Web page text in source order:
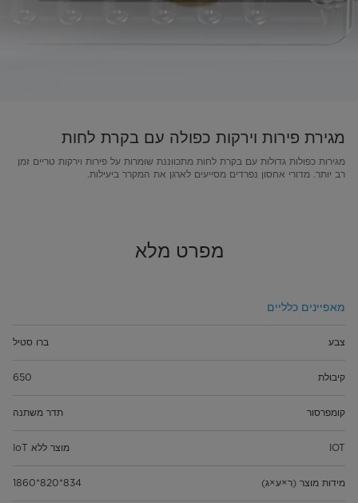
מגירת פירות וירקות כפולה עם בקרת לחות
מגירות כפולות גדולות עם בקרת לחות מתכווננת שומרות על פירות וירקות טריים זמן
רב יותר. מדורי אחסון נפרדים מסייעים לארגן את המקרר ביעילות.
מפרט מלא
מאפיינים כלליים
צבע ברו סטיל
קיבולת 650
קומפרסור תדר משתנה
IOT מוצר ללא IoT
מידות מוצר (ר×ע×ג) 834*820*1860